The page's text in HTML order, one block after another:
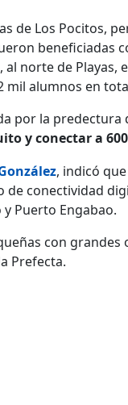
de Los Pocitos,
beneficiadas
al norte de
mil alumnos en
por la predectura
y conectar a
, indicó
de conectividad
y Puerto Engabao.
con
Prefecta.